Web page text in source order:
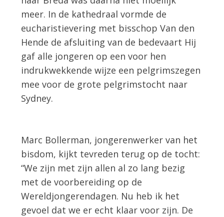
meer. In de kathedraal vormde de
eucharistievering met bisschop Van den
Hende de afsluiting van de bedevaart Hij
gaf alle jongeren op een voor hen
indrukwekkende wijze een pelgrimszegen
mee voor de grote pelgrimstocht naar
Sydney.
Marc Bollerman, jongerenwerker van het
bisdom, kijkt tevreden terug op de tocht:
“We zijn met zijn allen al zo lang bezig
met de voorbereiding op de
Wereldjongerendagen. Nu heb ik het
gevoel dat we er echt klaar voor zijn. De